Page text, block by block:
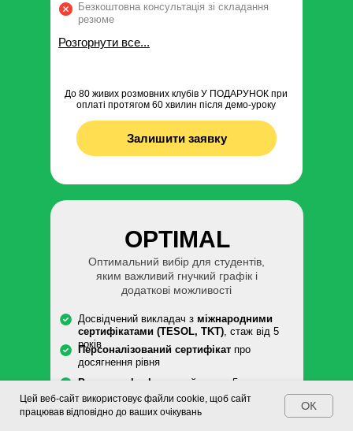
OPTIMAL
Досвідчений викладач з міжнародними
сертифікатами (TESOL, TKT), стаж від 5
років
Персоналізований сертифікат про
досягнення рівня
Оптимальний вибір для студентів,
яким важливий гнучкий графік і
додаткові можливості
Безкоштовна консультація зі складання
резюме
Progress check
- повний цикл з 5
відеоперевірок на рік зі збереженням записів
і відправкою студенту
До 80 живих розмовних клубів У ПОДАРУНОК при
оплаті протягом 60 хвилин після демо-уроку
Залишити заявку
Розгорнути все...
Цей веб-сайт використовує файли cookie, щоб сайт
працював відповідно до ваших очікувань
OK